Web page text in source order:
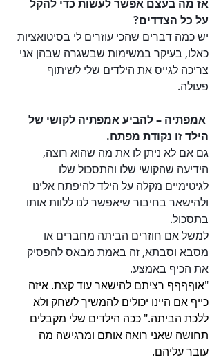
אז מה בעצם אפשר לעשות כדי להקל
על כל הצדדים?
יש כמה דברים שהכי עוזרים לי בסיטואציות
כאלו, בעיקר במשימות שבשגרה שבהן אני
צריכה לגייס את הילדים שלי לשיתוף
פעולה.
אמפתיה – להביע אמפתיה לקושי של
הילד זו נקודת מפתח.
גם אם לא ניתן לו את מה שהוא רוצה,
הידיעה שהקושי שלו והתסכול שלו
לגיטימיים מקלה על הילד להיפתח אלינו
ולהישאר בחיבור שיאפשר לנו ללוות אותו
בתסכול.
למשל אם חוזרים הביתה מחברים או
מסבא וסבתא, זה באמת מבאס להפסיק
את הכיף באמצע.
"אוףףףף רציתם להישאר עוד קצת. איזה
כייף אם היינו יכולים להמשיך לשחק ולא
ללכת הביתה." ככה הילדים שלי מקבלים
תחושה שאני רואה אותם ומרגישה מה
עובר עליהם.